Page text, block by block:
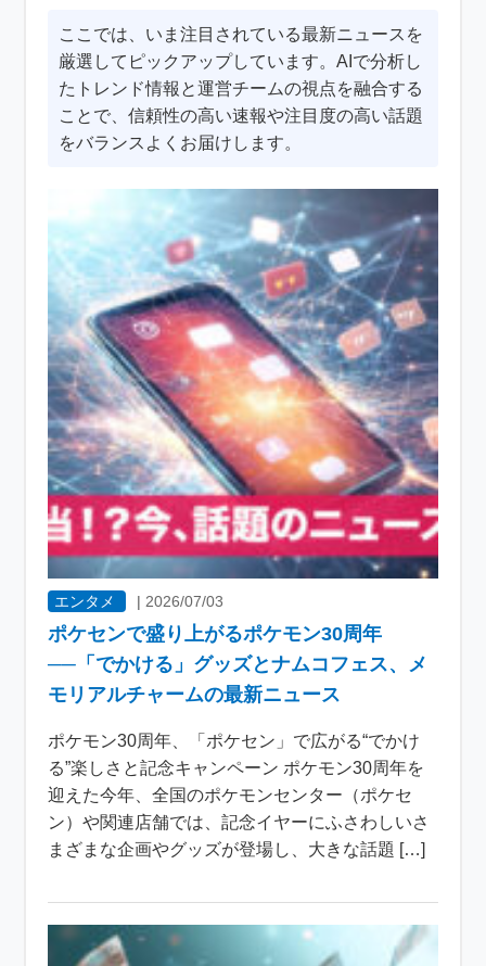
ここでは、いま注目されている最新ニュースを
厳選してピックアップしています。AIで分析し
たトレンド情報と運営チームの視点を融合する
ことで、信頼性の高い速報や注目度の高い話題
をバランスよくお届けします。
エンタメ |2026/07/03
ポケセンで盛り上がるポケモン30周年
──「でかける」グッズとナムコフェス、メ
モリアルチャームの最新ニュース
ポケモン30周年、「ポケセン」で広がる“でかけ
る”楽しさと記念キャンペーン ポケモン30周年を
迎えた今年、全国のポケモンセンター（ポケセ
ン）や関連店舗では、記念イヤーにふさわしいさ
まざまな企画やグッズが登場し、大きな話題 […]